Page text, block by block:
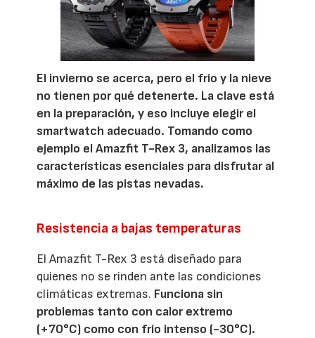
El invierno se acerca, pero el frío y la nieve
no tienen por qué detenerte. La clave está
en la preparación, y eso incluye elegir el
smartwatch adecuado. Tomando como
ejemplo el Amazfit T-Rex 3, analizamos las
características esenciales para disfrutar al
máximo de las pistas nevadas.
Resistencia a bajas temperaturas
El Amazfit T-Rex 3 está diseñado para
quienes no se rinden ante las condiciones
climáticas extremas. Funciona sin
problemas tanto con calor extremo
(+70°C) como con frío intenso (-30°C).